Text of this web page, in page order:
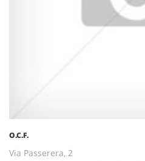
O.C.F.
Via Passerera, 2